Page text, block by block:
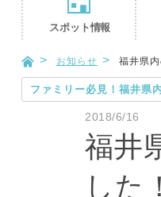
スポット情報
お知らせ 福井県
ファミリー必見！福井県
2018/6/16
福井
した！